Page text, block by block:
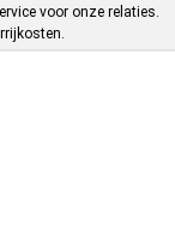
voor onze relaties.